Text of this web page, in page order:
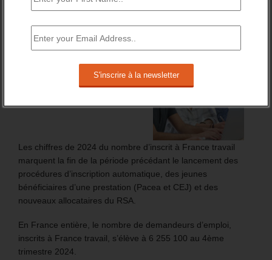
Les chiffres de 2024 du nombre d’inscrit à France travail
marquent la fin de la période précédant le lancement des
procédures d’inscription automatique, des jeunes
bénéficiaires d’une prestation (Pacea et CEJ) et des
nouveaux allocataires du RSA.
En France entière, le nombre de demandeurs d’emploi,
inscrits à France travail, s’élève à 6 255 100 au 4ème
trimestre 2024.